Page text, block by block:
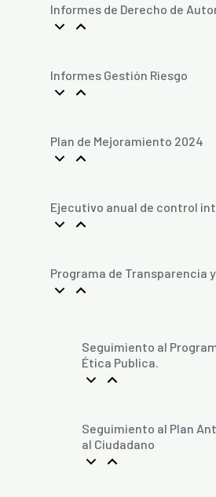
Informes de Derecho de
Informes Gestión Riesgo
Plan de Mejoramiento 2024
Ejecutivo anual de control
Programa de Transparencia
Seguimiento al
Ética Publica.
Seguimiento al Plan
al Ciudadano